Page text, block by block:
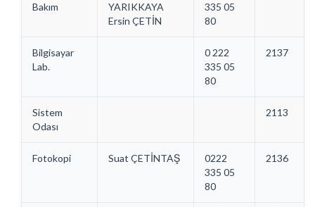
Bakım
YARIKKAYA
Ersin ÇETİN
335 05
80
Bilgisayar
Lab.
0 222
335 05
80
2137
Sistem
Odası
2113
Fotokopi Suat ÇETİNTAŞ
0222
335 05
80
2136